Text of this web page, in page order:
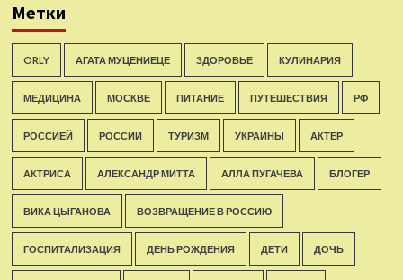
Метки
ORLY АГАТА МУЦЕНИЕЦЕ ЗДОРОВЬЕ КУЛИНАРИЯ
МЕДИЦИНА МОСКВЕ ПИТАНИЕ ПУТЕШЕСТВИЯ РФ
РОССИЕЙ РОССИИ ТУРИЗМ УКРАИНЫ АКТЕР
АКТРИСА АЛЕКСАНДР МИТТА АЛЛА ПУГАЧЕВА БЛОГЕР
ВИКА ЦЫГАНОВА ВОЗВРАЩЕНИЕ В РОССИЮ
ГОСПИТАЛИЗАЦИЯ ДЕНЬ РОЖДЕНИЯ ДЕТИ ДОЧЬ